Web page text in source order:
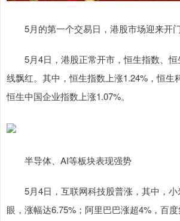
5月的第一个交易日，港股市场迎来开门
5月4日，港股正常开市，恒生指数、恒
线飘红。其中，恒生指数上涨1.24%，恒生
恒生中国企业指数上涨1.07%。
半导体、AI等板块表现强势
5月4日，互联网科技股普涨，其中，小
眼，涨幅达6.75%；阿里巴巴涨超4%，百